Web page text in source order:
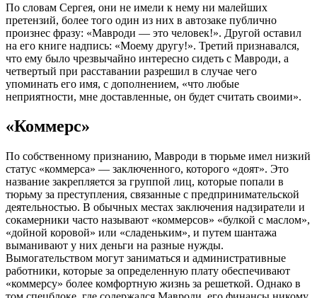
По словам Сергея, они не имели к нему ни малейших
претензий, более того один из них в автозаке публично
произнес фразу: «Мавроди — это человек!». Другой оставил
на его книге надпись: «Моему другу!». Третий признавался,
что ему было чрезвычайно интересно сидеть с Мавроди, а
четвертый при расставании разрешил в случае чего
упоминать его имя, с дополнением, «что любые
неприятности, мне доставленные, он будет считать своими».
«Коммерс»
По собственному признанию, Мавроди в тюрьме имел низкий
статус «коммерса» — заключенного, которого «доят». Это
название закрепляется за группой лиц, которые попали в
тюрьму за преступления, связанные с предпринимательской
деятельностью. В обычных местах заключения надзиратели и
сокамерники часто называют «коммерсов» «булкой с маслом»,
«дойной коровой» или «сладеньким», и путем шантажа
выманивают у них деньги на разные нужды.
Вымогательством могут заниматься и административные
работники, которые за определенную плату обеспечивают
«коммерсу» более комфортную жизнь за решеткой. Однако в